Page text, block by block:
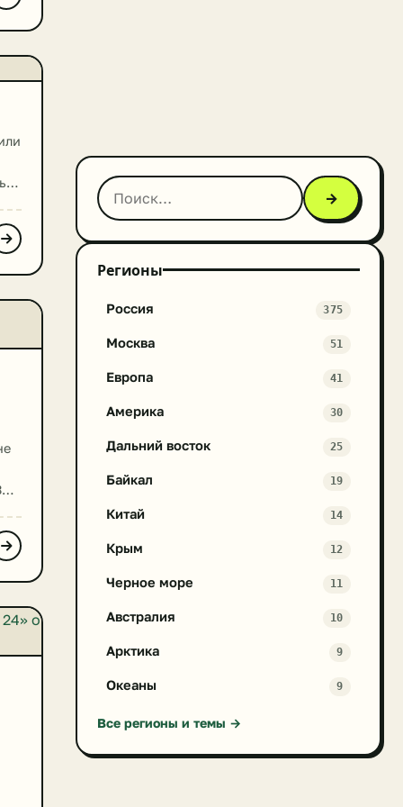
у
→
Регионы
Россия 375
Москва 51
Европа 41
Америка 30
Дальний восток 25
Байкал 19
Китай 14
Крым 12
Черное море 11
Австралия 10
Арктика 9
Океаны 9
Все регионы и темы →